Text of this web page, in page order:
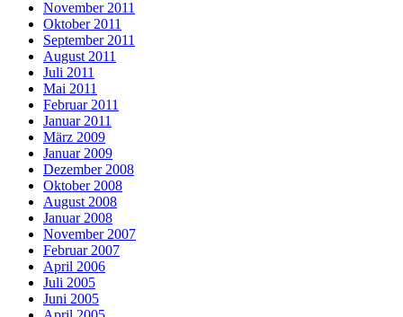
November 2011
Oktober 2011
September 2011
August 2011
Juli 2011
Mai 2011
Februar 2011
Januar 2011
März 2009
Januar 2009
Dezember 2008
Oktober 2008
August 2008
Januar 2008
November 2007
Februar 2007
April 2006
Juli 2005
Juni 2005